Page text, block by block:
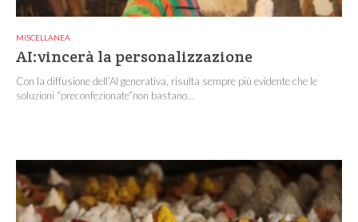
MISCELLANEA
AI:vincerà la personalizzazione
Con la diffusione dell’AI generativa, risulta sempre più evidente che le
soluzioni “preconfezionate”non bastano...